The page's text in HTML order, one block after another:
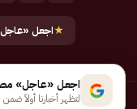
★اجعل
جميع الحقوق محفوظة
اجعل «عاجل»
لتظهر أخبارنا أولاً